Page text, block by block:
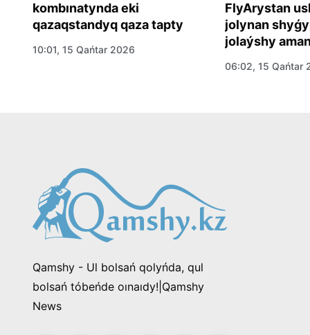
kombınatynda eki
qazaqstandyq qaza tapty
10:01, 15 Qańtar 2026
FlyArystan
jolynan
jolaýshy
06:02, 15 Qańtar
Qamshy - Ul bolsań qolyńda, qul
bolsań tóbeńde oınaıdy!|Qamshy
News